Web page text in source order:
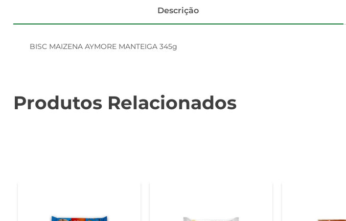
Descrição
BISC MAIZENA AYMORE MANTEIGA 345g
Produtos Relacionados